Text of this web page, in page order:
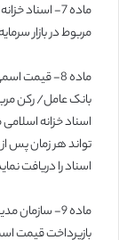
ماده 7-
مربوط در بازار
ماده 8- قیمت
بانک عامل/ رکن
اسناد خزانه
تواند هر زمان پس
اسناد را دریافت
ماده 9-
بازپرداخت قیمت